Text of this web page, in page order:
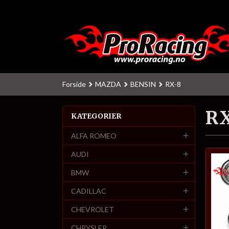
Forside MAZDA BENSIN RX-8
KATEGORIER
ALFA ROMEO
AUDI
BMW
CADILLAC
CHEVROLET